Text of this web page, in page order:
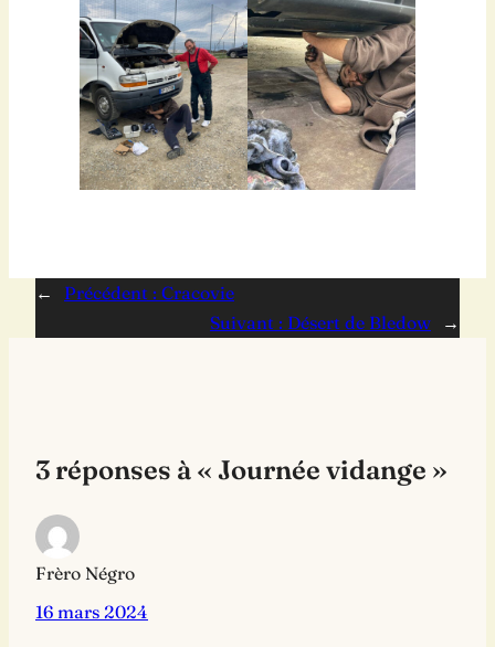
← Précédent : Cracovie
Suivant : Désert de Bledow →
3 réponses à « Journée vidange »
Frèro Négro
16 mars 2024